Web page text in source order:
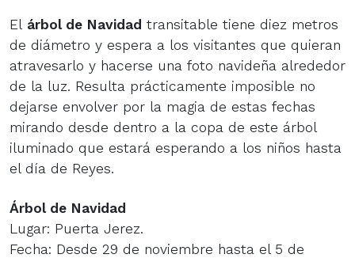
El árbol de Navidad transitable tiene diez metros
de diámetro y espera a los visitantes que quieran
atravesarlo y hacerse una foto navideña alrededor
de la luz. Resulta prácticamente imposible no
dejarse envolver por la magia de estas fechas
mirando desde dentro a la copa de este árbol
iluminado que estará esperando a los niños hasta
el día de Reyes.
Árbol de Navidad
Lugar: Puerta Jerez.
Fecha: Desde 29 de noviembre hasta el 5 de